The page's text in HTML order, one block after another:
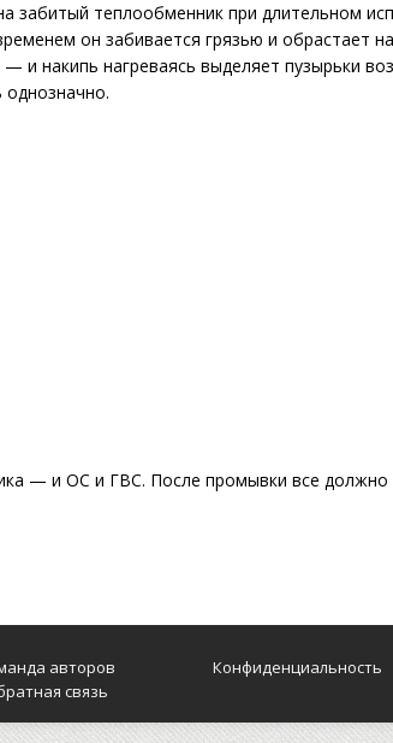
забитый теплообменник при длительном
он забивается грязью и обрастает
и накипь нагреваясь выделяет пузырьки
— и ОС и ГВС. После промывки все должно
авторов
связь
Конфиденциальность